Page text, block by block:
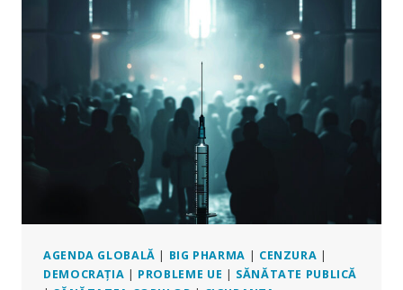
CRESCUT
DUPĂ
CE
A
FOST
INTRODUSĂ
VACCINAREA
ÎN
SPITALE
AGENDA GLOBALĂ | BIG PHARMA | CENZURA |
DEMOCRAȚIA | PROBLEME UE | SĂNĂTATE PUBLICĂ